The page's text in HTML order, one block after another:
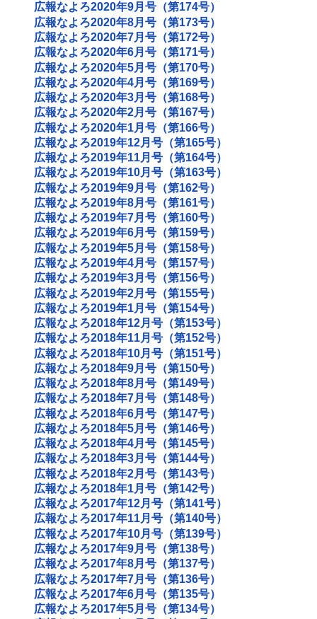
広報なよろ2020年9月号（第174号）
広報なよろ2020年8月号（第173号）
広報なよろ2020年7月号（第172号）
広報なよろ2020年6月号（第171号）
広報なよろ2020年5月号（第170号）
広報なよろ2020年4月号（第169号）
広報なよろ2020年3月号（第168号）
広報なよろ2020年2月号（第167号）
広報なよろ2020年1月号（第166号）
広報なよろ2019年12月号（第165号）
広報なよろ2019年11月号（第164号）
広報なよろ2019年10月号（第163号）
広報なよろ2019年9月号（第162号）
広報なよろ2019年8月号（第161号）
広報なよろ2019年7月号（第160号）
広報なよろ2019年6月号（第159号）
広報なよろ2019年5月号（第158号）
広報なよろ2019年4月号（第157号）
広報なよろ2019年3月号（第156号）
広報なよろ2019年2月号（第155号）
広報なよろ2019年1月号（第154号）
広報なよろ2018年12月号（第153号）
広報なよろ2018年11月号（第152号）
広報なよろ2018年10月号（第151号）
広報なよろ2018年9月号（第150号）
広報なよろ2018年8月号（第149号）
広報なよろ2018年7月号（第148号）
広報なよろ2018年6月号（第147号）
広報なよろ2018年5月号（第146号）
広報なよろ2018年4月号（第145号）
広報なよろ2018年3月号（第144号）
広報なよろ2018年2月号（第143号）
広報なよろ2018年1月号（第142号）
広報なよろ2017年12月号（第141号）
広報なよろ2017年11月号（第140号）
広報なよろ2017年10月号（第139号）
広報なよろ2017年9月号（第138号）
広報なよろ2017年8月号（第137号）
広報なよろ2017年7月号（第136号）
広報なよろ2017年6月号（第135号）
広報なよろ2017年5月号（第134号）